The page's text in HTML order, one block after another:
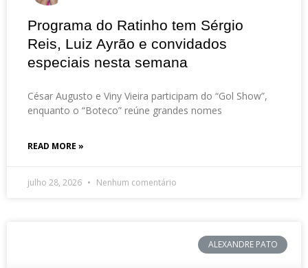
Programa do Ratinho tem Sérgio
Reis, Luiz Ayrão e convidados
especiais nesta semana
César Augusto e Viny Vieira participam do “Gol Show”,
enquanto o “Boteco” reúne grandes nomes
READ MORE »
julho 28, 2026 Nenhum comentário
ALEXANDRE PATO